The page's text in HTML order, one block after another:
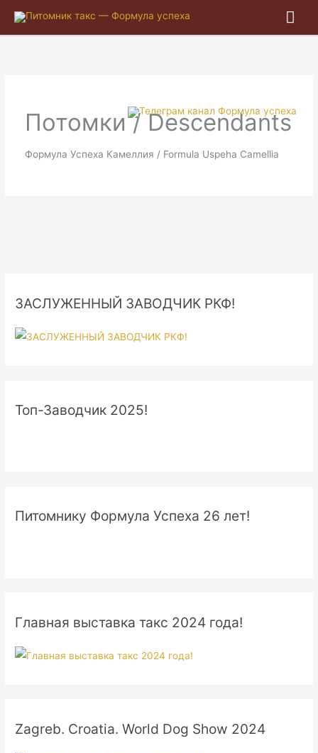
Потомки / Descendants
Формула Успеха Камеллия / Formula Uspeha Camellia
ЗАСЛУЖЕННЫЙ ЗАВОДЧИК РКФ!
Топ-Заводчик 2025!
Питомнику Формула Успеха 26 лет!
Главная выставка такс 2024 года!
Zagreb. Croatia. World Dog Show 2024